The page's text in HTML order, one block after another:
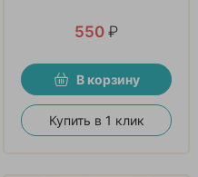
550 ₽
В корзину
Купить в 1 клик